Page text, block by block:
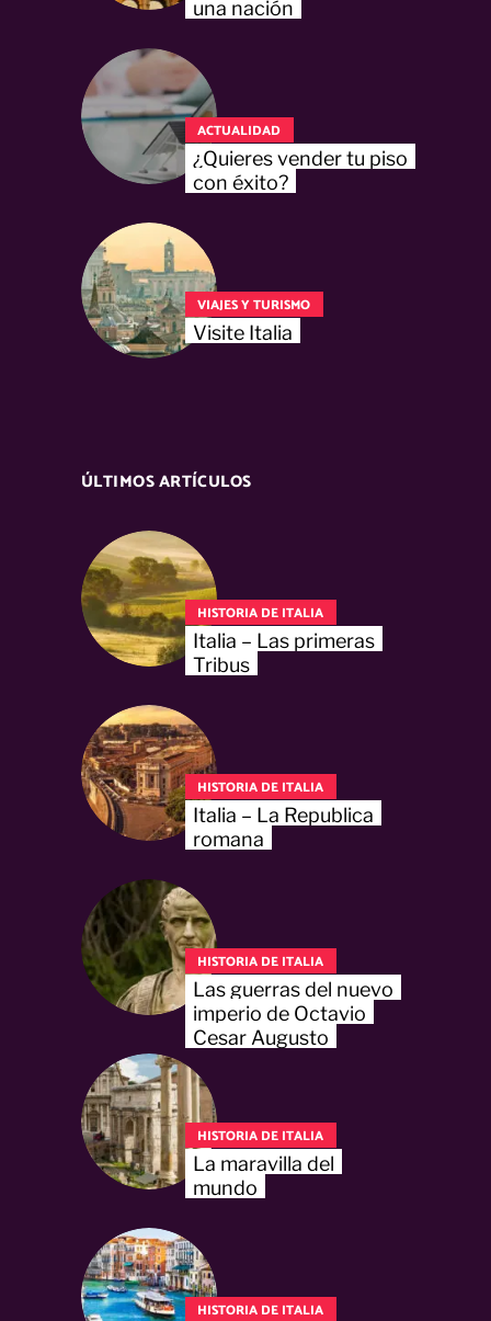
una nación
ACTUALIDAD
¿Quieres vender tu piso
con éxito?
VIAJES Y TURISMO
Visite Italia
ÚLTIMOS ARTÍCULOS
HISTORIA DE ITALIA
Italia – Las primeras
Tribus
HISTORIA DE ITALIA
Italia – La Republica
romana
HISTORIA DE ITALIA
Las guerras del nuevo
imperio de Octavio
Cesar Augusto
HISTORIA DE ITALIA
La maravilla del
mundo
HISTORIA DE ITALIA